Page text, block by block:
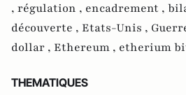
, régulation , encadrement ,
découverte , Etats-Unis ,
dollar , Ethereum , etherium
THEMATIQUES